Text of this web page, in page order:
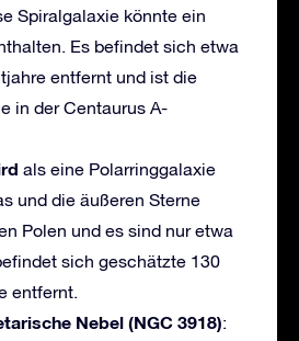
Spiralgalaxie könnte ein
Es befindet sich etwa
entfernt und ist die
in der Centaurus A-
als eine Polarringgalaxie
und die äußeren Sterne
Polen und es sind nur etwa
sich geschätzte 130
entfernt.
Nebel (NGC 3918):